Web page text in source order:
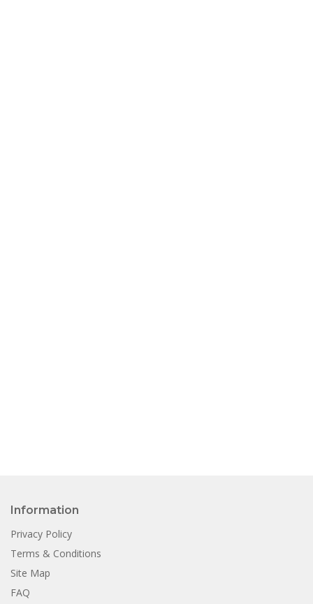
Information
Privacy Policy
Terms & Conditions
Site Map
FAQ